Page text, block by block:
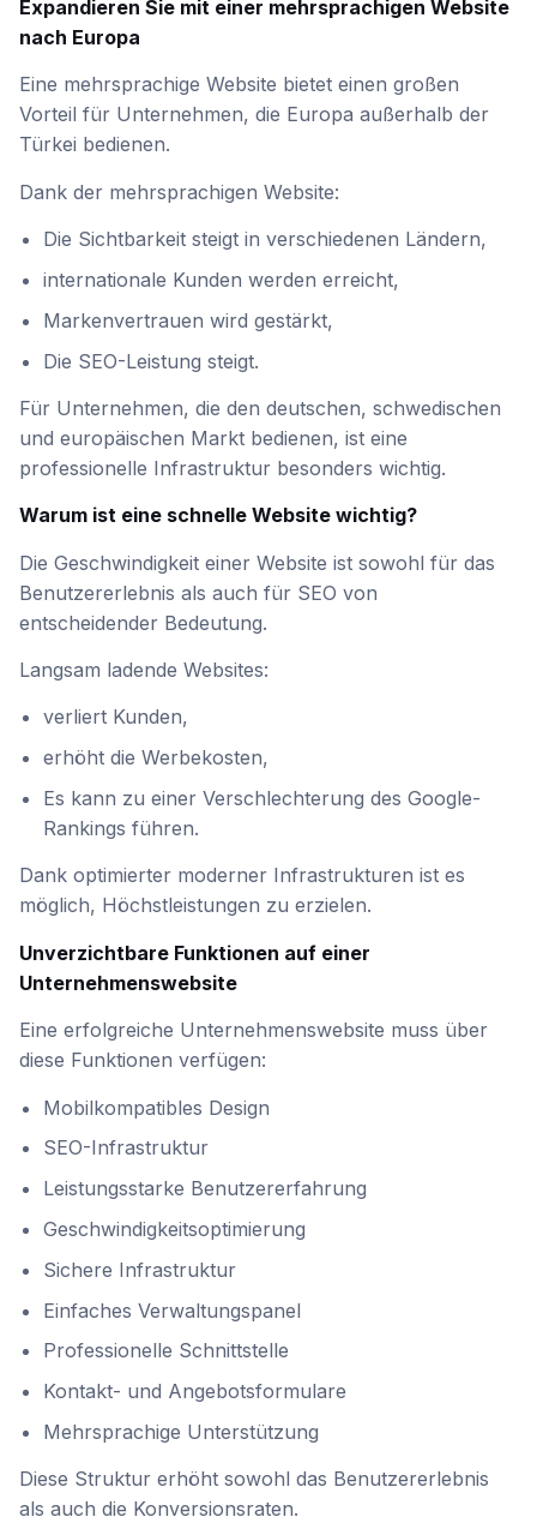
Expandieren Sie mit einer mehrsprachigen Website
nach Europa
Eine mehrsprachige Website bietet einen großen
Vorteil für Unternehmen, die Europa außerhalb der
Türkei bedienen.
Dank der mehrsprachigen Website:
Die Sichtbarkeit steigt in verschiedenen Ländern,
internationale Kunden werden erreicht,
Markenvertrauen wird gestärkt,
Die SEO-Leistung steigt.
Für Unternehmen, die den deutschen, schwedischen
und europäischen Markt bedienen, ist eine
professionelle Infrastruktur besonders wichtig.
Warum ist eine schnelle Website wichtig?
Die Geschwindigkeit einer Website ist sowohl für das
Benutzererlebnis als auch für SEO von
entscheidender Bedeutung.
Langsam ladende Websites:
verliert Kunden,
erhöht die Werbekosten,
Es kann zu einer Verschlechterung des Google-
Rankings führen.
Dank optimierter moderner Infrastrukturen ist es
möglich, Höchstleistungen zu erzielen.
Unverzichtbare Funktionen auf einer
Unternehmenswebsite
Eine erfolgreiche Unternehmenswebsite muss über
diese Funktionen verfügen:
Mobilkompatibles Design
SEO-Infrastruktur
Leistungsstarke Benutzererfahrung
Geschwindigkeitsoptimierung
Sichere Infrastruktur
Einfaches Verwaltungspanel
Professionelle Schnittstelle
Kontakt- und Angebotsformulare
Mehrsprachige Unterstützung
Diese Struktur erhöht sowohl das Benutzererlebnis
als auch die Konversionsraten.